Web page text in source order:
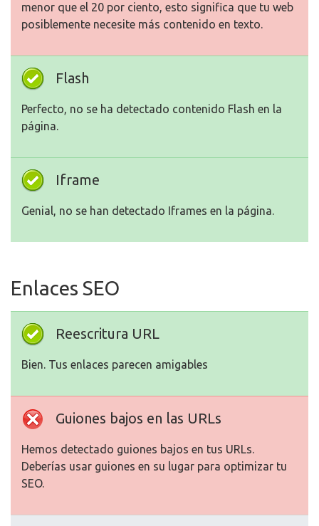
menor que el 20 por ciento, esto significa que tu web
posiblemente necesite más contenido en texto.
Flash
Perfecto, no se ha detectado contenido Flash en la
página.
Iframe
Genial, no se han detectado Iframes en la página.
Enlaces SEO
Reescritura URL
Bien. Tus enlaces parecen amigables
Guiones bajos en las URLs
Hemos detectado guiones bajos en tus URLs.
Deberías usar guiones en su lugar para optimizar tu
SEO.